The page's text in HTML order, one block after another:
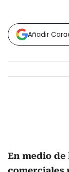
Añadir
En medio